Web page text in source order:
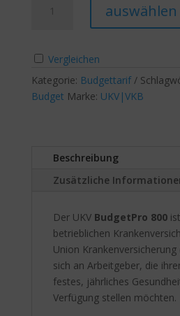
BudgetPro
auswählen
Vergleichen
Kategorie: Budgettarif
Budget Marke: UKV|VKB
Beschreibung
Zusätzliche
Der UKVBudgetPro 800
betrieblichen
Union Krankenversicherung
sich an Arbeitgeber, die
festes, jährliches
Verfügung stellen möchten.